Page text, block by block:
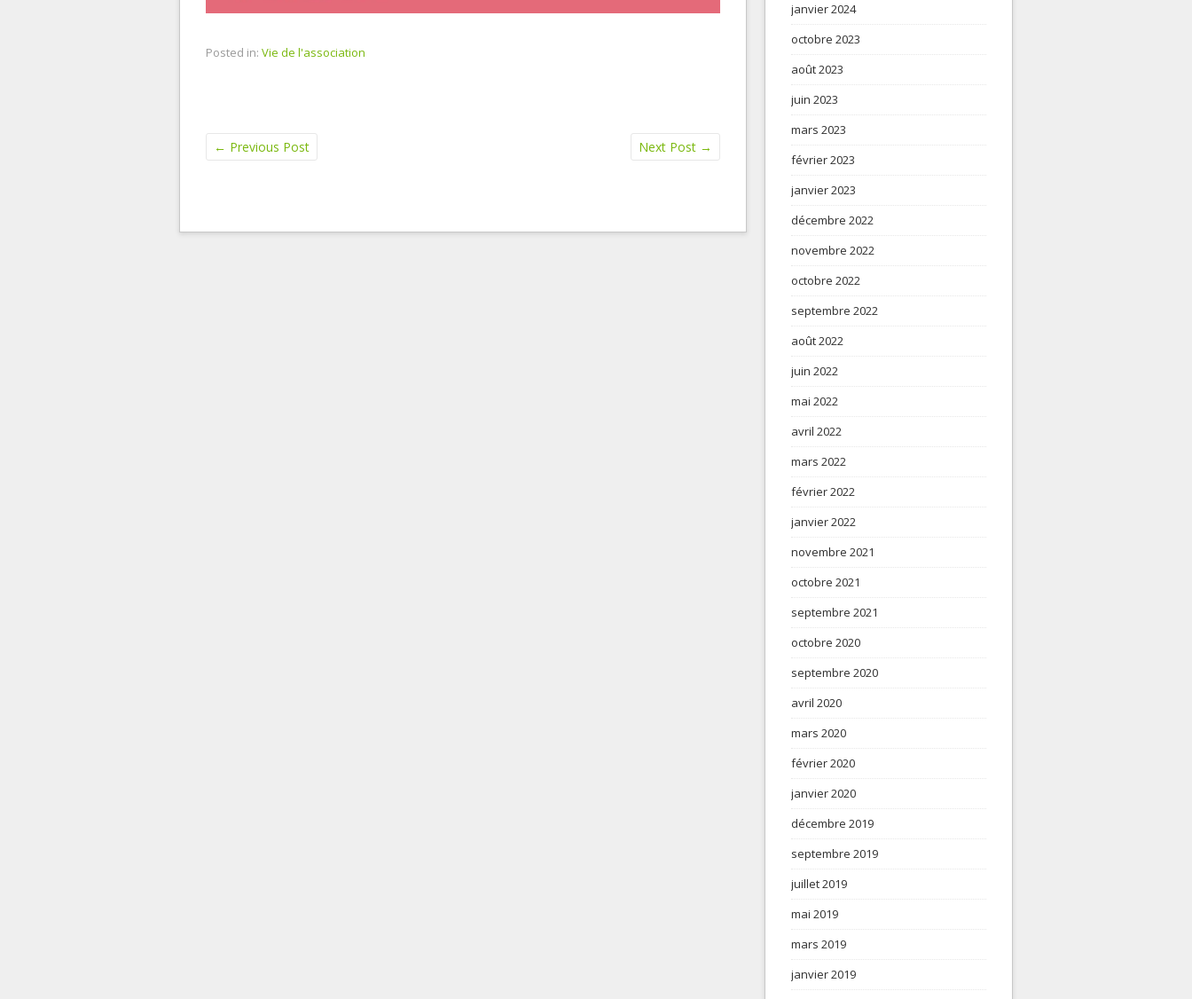
Posted in: Vie de l'association
← Previous Post Next Post →
janvier 2024
octobre 2023
août 2023
juin 2023
mars 2023
février 2023
janvier 2023
décembre 2022
novembre 2022
octobre 2022
septembre 2022
août 2022
juin 2022
mai 2022
avril 2022
mars 2022
février 2022
janvier 2022
novembre 2021
octobre 2021
septembre 2021
octobre 2020
septembre 2020
avril 2020
mars 2020
février 2020
janvier 2020
décembre 2019
septembre 2019
juillet 2019
mai 2019
mars 2019
janvier 2019